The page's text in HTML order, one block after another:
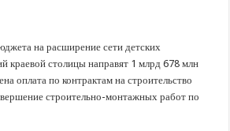
на расширение сети детских
краевой столицы направят 1 млрд 678 млн
оплата по контрактам на строительство
строительно-монтажных работ по